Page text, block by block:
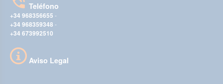
Teléfono
+34 968356655 -
+34 968359348 -
+34 673992510
Aviso Legal